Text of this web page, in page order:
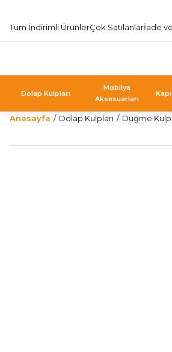
Tüm İndirimli ÜrünlerÇok Satılanlarİade
Dolap Kulpları
Mobilya
Aksesuarları
Anasayfa Dolap Kulpları Düğme